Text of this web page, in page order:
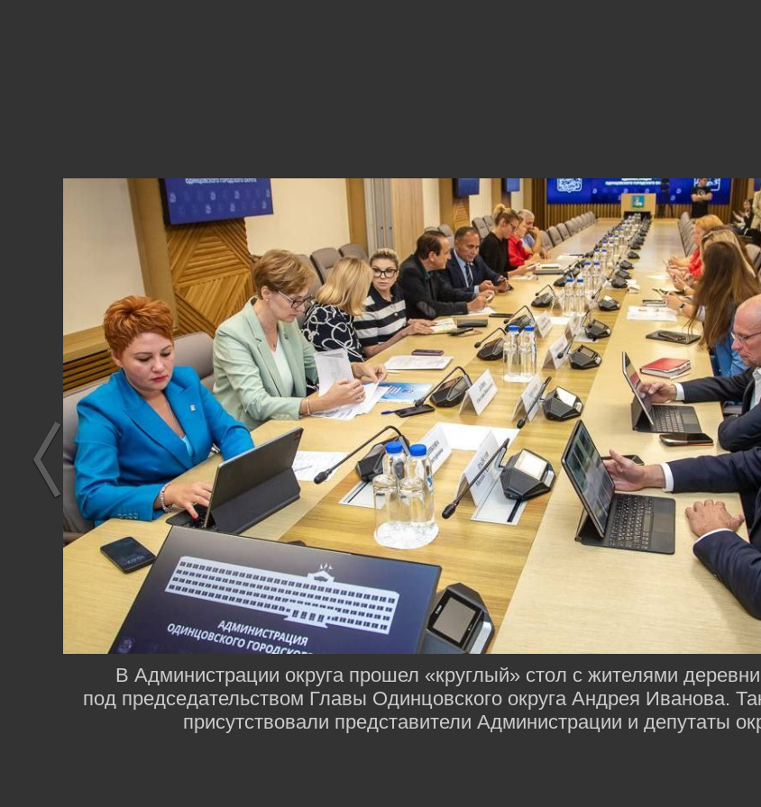
В Администрации округа прошел «круглый» стол с жителями
под председательством Главы Одинцовского округа Андрея Иванова.
присутствовали представители Администрации и депутаты